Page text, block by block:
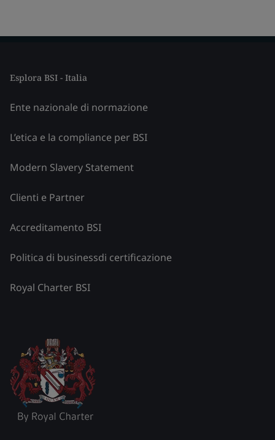
Esplora BSI - Italia
Ente nazionale di normazione
L’etica e la compliance per BSI
Modern Slavery Statement
Clienti e Partner
Accreditamento BSI
Politica di businessdi certificazione
Royal Charter BSI